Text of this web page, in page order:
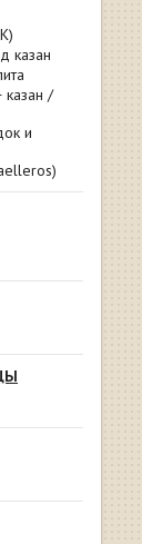
казан
казан /
и